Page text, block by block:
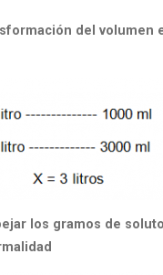
del
los gramos de